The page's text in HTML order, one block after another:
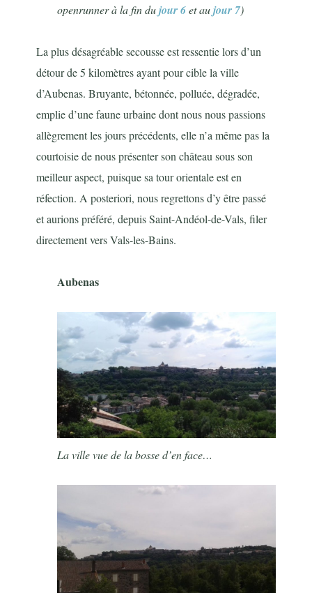
openrunner à la fin dujour 6et aujour 7)
La plus désagréable secousse est ressentie lors d’un
détour de 5 kilomètres ayant pour cible la ville
d’Aubenas. Bruyante, bétonnée, polluée, dégradée,
emplie d’une faune urbaine dont nous nous passions
allègrement les jours précédents, elle n’a même pas la
courtoisie de nous présenter son château sous son
meilleur aspect, puisque sa tour orientale est en
réfection. A posteriori, nous regrettons d’y être passé
et aurions préféré, depuis Saint-Andéol-de-Vals, filer
directement vers Vals-les-Bains.
Aubenas
La ville vue de la bosse d’en face…